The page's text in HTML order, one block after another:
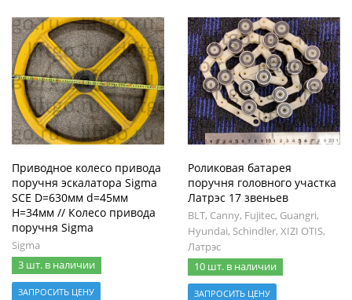
Приводное колесо привода
поручня эскалатора Sigma
SCE D=630мм d=45мм
H=34мм // Колесо привода
поручня Sigma
Sigma
3 шт. в наличии
ЗАПРОСИТЬ ЦЕНУ
Роликовая батарея
поручня головного участка
Латрэс 17 звеньев
BLT, Canny, Fujitec, Guangri,
Hyundai, Schindler, XIZI OTIS,
Латрэс
10 шт. в наличии
ЗАПРОСИТЬ ЦЕНУ